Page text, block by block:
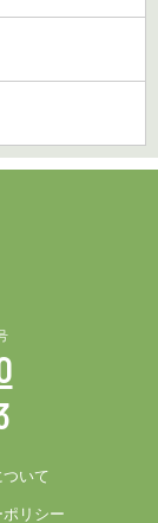
ついて
リシー